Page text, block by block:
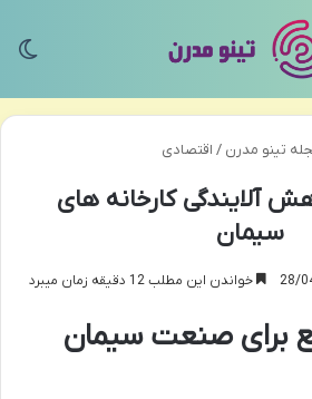
تینو مدرن / اقتصادی
آلایندگی کارخانه های
سیمان
خواندن این مطلب 12 دقیقه زمان میبرد
برای صنعت سیمان